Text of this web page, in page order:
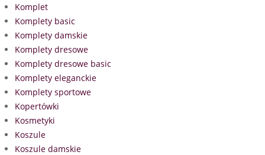
Komplet
Komplety basic
Komplety damskie
Komplety dresowe
Komplety dresowe basic
Komplety eleganckie
Komplety sportowe
Kopertówki
Kosmetyki
Koszule
Koszule damskie